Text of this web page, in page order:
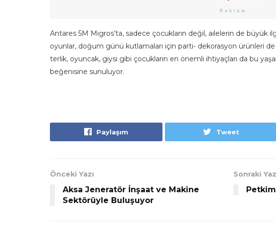
Reklam
Antares 5M Migros’ta, sadece çocukların değil, ailelerin de büyük
oyunlar, doğum günü kutlamaları için parti- dekorasyon ürünleri
terlik, oyuncak, giysi gibi çocukların en önemli ihtiyaçları da bu
beğenisine sunuluyor.
Paylaşım Tweet
Önceki Yazı
Aksa Jeneratör İnşaat ve Makine
Sektörüyle Buluşuyor
Sonraki